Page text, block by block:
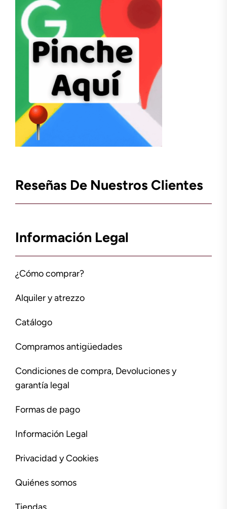
Reseñas De Nuestros Clientes
Información Legal
¿Cómo comprar?
Alquiler y atrezzo
Catálogo
Compramos antigüedades
Condiciones de compra, Devoluciones y
garantía legal
Formas de pago
Información Legal
Privacidad y Cookies
Quiénes somos